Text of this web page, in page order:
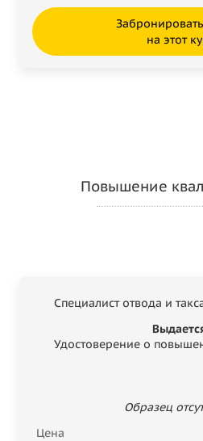
на этот
Повышение
Специалист отвода и
Удостоверение о
Образец
Цена